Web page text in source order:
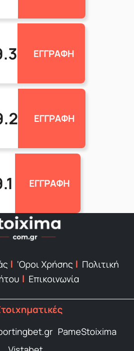
ΕΓΓΡΑΦΗ
ΕΓΓΡΑΦΗ
ΕΓΓΡΑΦΗ
‘Οροι Χρήσης
Πολιτική
Επικοινωνία
PameStoixima